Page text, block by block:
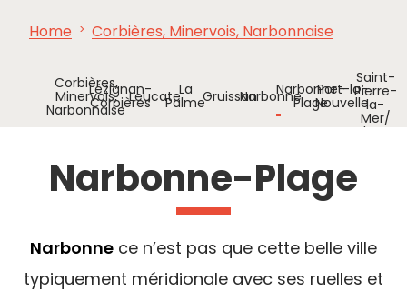
Home Corbières, Minervois, Narbonnaise
Corbières,
Minervois,
Narbonnaise
Lézignan-
CorbièresLeucateLa
PalmeGruissanNarbonneNarbonne-
Plage
Port-la-
Nouvelle
Saint-
Pierre-
la-
Mer/
Fleury
Narbonne-Plage
Narbonne ce n’est pas que cette belle ville
typiquement méridionale avec ses ruelles et